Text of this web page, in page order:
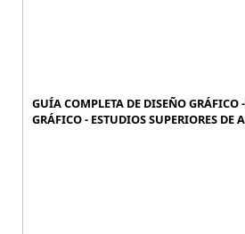
GUÍA COMPLETA DE DISEÑO GRÁFICO
GRÁFICO - ESTUDIOS SUPERIORES DE